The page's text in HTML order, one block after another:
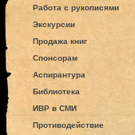
Работа с рукописями
Экскурсии
Продажа книг
Спонсорам
Аспирантура
Библиотека
ИВР в СМИ
Противодействие